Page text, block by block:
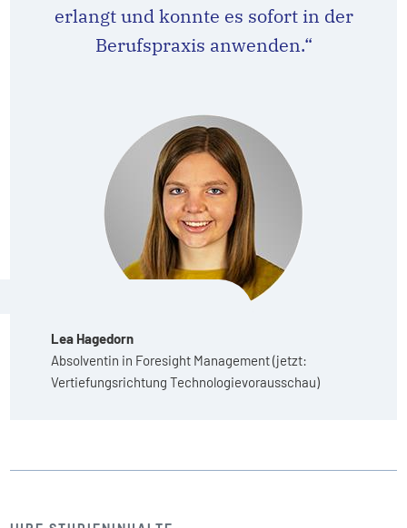
erlangt und konnte es sofort in der
Berufspraxis anwenden.“
Lea Hagedorn
Absolventin in Foresight Management (jetzt:
Vertiefungsrichtung Technologievorausschau)